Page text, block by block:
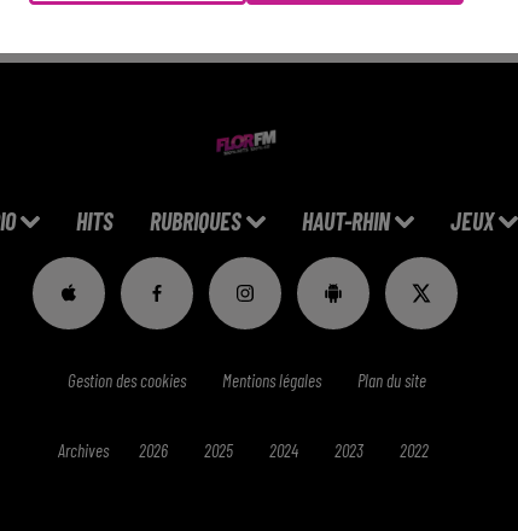
HITS RUBRIQUES HAUT-RHIN JEUX
Gestion des cookies Mentions légales Plan du site
Archives 2026 2025 2024 2023 2022